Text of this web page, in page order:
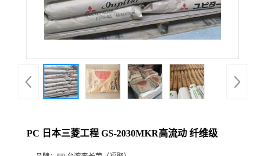
PC 日本三菱工程 GS-2030MKR高流动 纤维级